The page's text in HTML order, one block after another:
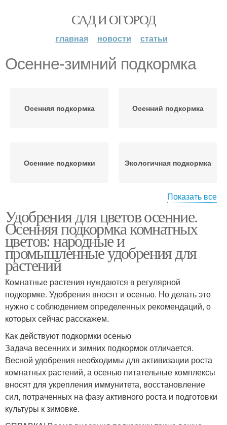
САД И ОГОРОД
главная новости статьи
Осенне-зимний подкормка
Осенняя подкормка Осенний подкормка
Осенние подкормки Экологичная подкормка
Подкормки для
комнатных растений
Подкормка для цветов
Удобрения для
подкормки
Показать все
Удобрения для цветов осенние.
Осенняя подкормка комнатных
цветов: народные и
промышленные удобрения для
растений
Комнатные растения нуждаются в регулярной
подкормке. Удобрения вносят и осенью. Но делать это
нужно с соблюдением определенных рекомендаций, о
которых сейчас расскажем.
Как действуют подкормки осенью
Задача весенних и зимних подкормок отличается.
Весной удобрения необходимы для активизации роста
комнатных растений, а осенью питательные комплексы
вносят для укрепления иммунитета, восстановление
сил, потраченных на фазу активного роста и подготовки
культуры к зимовке.